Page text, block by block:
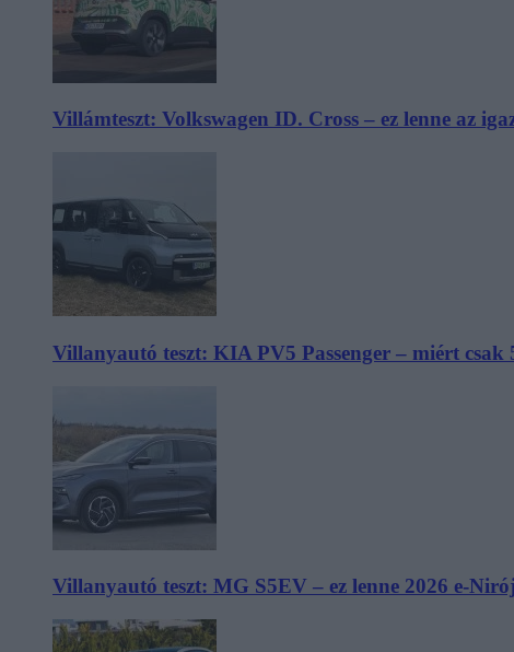
Villámteszt: Volkswagen ID. Cross – ez lenne az
Villanyautó teszt: KIA PV5 Passenger – miért csak
Villanyautó teszt: MG S5EV – ez lenne 2026 e-